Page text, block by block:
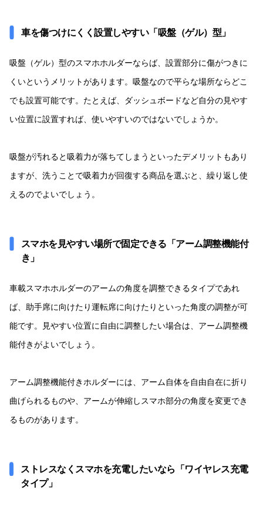
車を傷つけにくく設置しやすい「吸盤（ゲル）型」
吸盤（ゲル）型のスマホホルダーならば、設置部分に傷がつきに
くいというメリットがあります。吸盤なので平らな場所ならどこ
でも設置可能です。たとえば、ダッシュボードなど自分の見やす
い位置に設置すれば、使いやすいのではないでしょうか。
吸盤が汚れると吸着力が落ちてしまうといったデメリットもあり
ますが、洗うことで吸着力が回復する商品を選ぶと、繰り返し使
えるのでよいでしょう。
スマホを見やすい場所で固定できる「アーム調整機能付
き」
車載スマホホルダーのアームの角度を調整できるタイプであれ
ば、助手席に向けたり運転席に向けたりといった角度の調整が可
能です。見やすい位置に自由に調整したい場合は、アーム調整機
能付きがよいでしょう。
アーム調整機能付きホルダーには、アーム自体を自由自在に折り
曲げられるものや、アームが伸縮しスマホ部分の角度を変更でき
るものがあります。
ストレスなくスマホを充電したいなら「ワイヤレス充電
タイプ」